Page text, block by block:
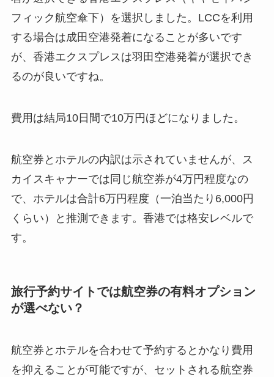
フィック航空傘下）を選択しました。LCCを利用
する場合は成田空港発着になることが多いです
が、香港エクスプレスは羽田空港発着が選択でき
るのが良いですね。
費用は結局10日間で10万円ほどになりました。
航空券とホテルの内訳は示されていませんが、ス
カイスキャナーでは同じ航空券が4万円程度なの
で、ホテルは合計6万円程度（一泊当たり6,000円
くらい）と推測できます。香港では格安レベルで
す。
旅行予約サイトでは航空券の有料オプション
が選べない？
航空券とホテルを合わせて予約するとかなり費用
を抑えることが可能ですが、セットされる航空券